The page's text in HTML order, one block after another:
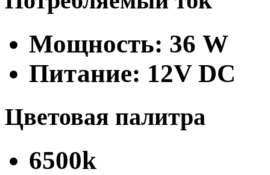
Мощность: 36 W
Питание: 12V DC
Цветовая палитра
6500k